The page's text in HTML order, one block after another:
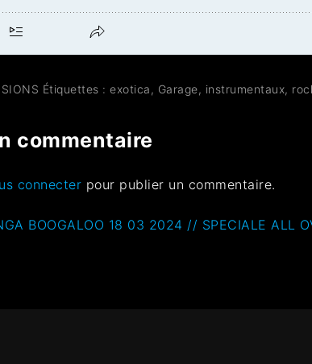
Étiquettes :exotica , Garage, instrumentaux,
commentaire
connecter pour publier un commentaire.
BOOGALOO 18 03 2024 // SPECIALE ALL